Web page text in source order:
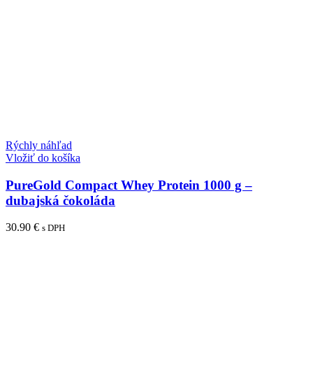
Rýchly náhľad
Vložiť do košíka
PureGold Compact Whey Protein 1000 g –
dubajská čokoláda
30.90 € s DPH